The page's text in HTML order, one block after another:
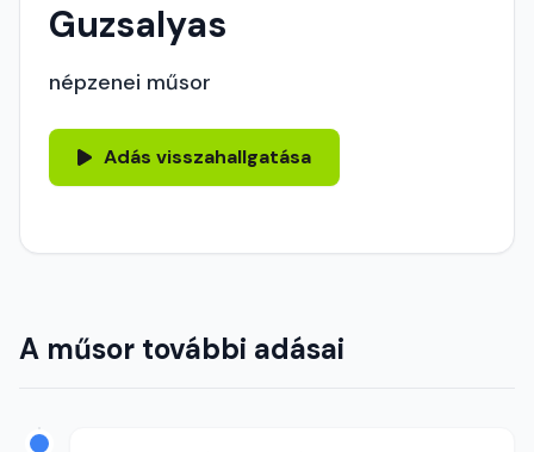
Guzsalyas
népzenei műsor
Adás visszahallgatása
A műsor további adásai